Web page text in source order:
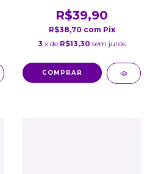
R$39,90
R$38,70 com Pix
3 x de R$13,30 sem juros
COMPRAR